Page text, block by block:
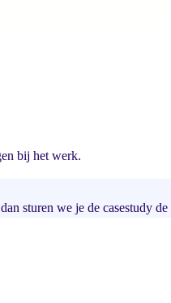
bij het werk.
sturen we je de casestudy